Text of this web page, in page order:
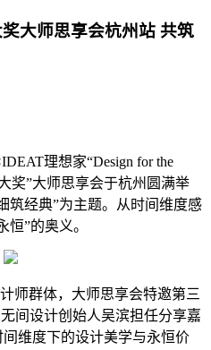
大师思享会杭州站 共筑
理想家“Design for the
奖”大师思享会于杭州圆满举
筑经典”为主题。从时间维度感
”的奥义。
群体，大师思享会特邀第三
间设计创始人吴滨担任分享嘉
维度下的设计美学与永恒价